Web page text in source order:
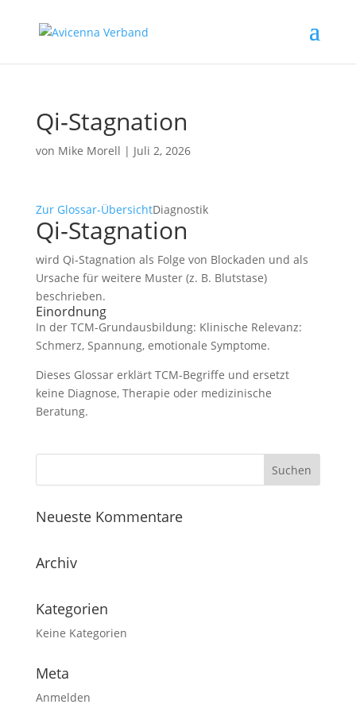
Qi‑Stagnation
von Mike Morell | Juli 2, 2026
Zur Glossar-ÜbersichtDiagnostik
Qi‑Stagnation
wird Qi‑Stagnation als Folge von Blockaden und als
Ursache für weitere Muster (z. B. Blutstase)
beschrieben.
Einordnung
In der TCM-Grundausbildung: Klinische Relevanz:
Schmerz, Spannung, emotionale Symptome.
Dieses Glossar erklärt TCM-Begriffe und ersetzt
keine Diagnose, Therapie oder medizinische
Beratung.
Neueste Kommentare
Archiv
Kategorien
Keine Kategorien
Meta
Anmelden